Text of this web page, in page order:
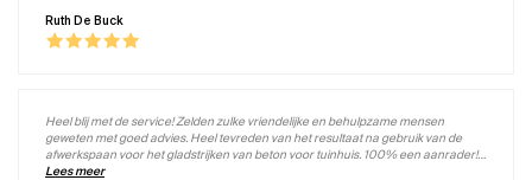
Ruth De Buck
Heel blij met de service! Zelden zulke vriendelijke en behulpzame mensen
geweten met goed advies. Heel tevreden van het resultaat na gebruik van de
afwerkspaan voor het gladstrijken van beton voor tuinhuis. 100% een aanrader!
En de koffie staat altijd klaar.
Lees meer